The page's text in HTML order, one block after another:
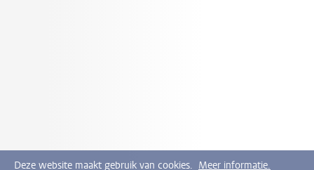
Deze website maakt gebruik van cookies. Meer informatie.